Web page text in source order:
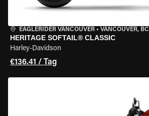
EAGLERIDER VANCOUVER • VANCOUVER, BC
HERITAGE SOFTAIL® CLASSIC
Harley-Davidson
€136.41 / Tag